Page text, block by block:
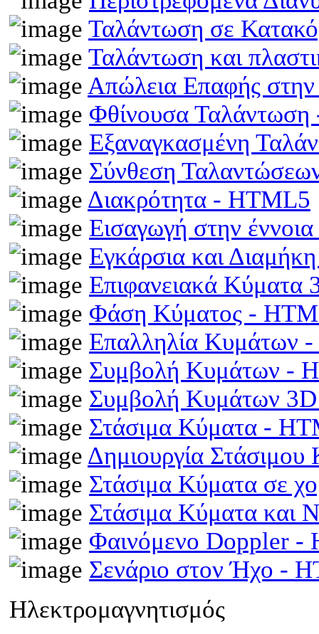
Ταλάντωση σε
Ταλάντωση και
Απώλεια Επαφής
Φθίνουσα
Εξαναγκασμένη
Σύνθεση
Διακρότητα - HTML5
Εισαγωγή στην
Εγκάρσια και
Επιφανειακά
Φάση Κύματος -
Επαλληλία Κυμάτων
Συμβολή Κυμάτων -
Συμβολή Κυμάτων
Στάσιμα Κύματα -
Δημιουργία
Στάσιμα Κύματα σε
Στάσιμα Κύματα και
Φαινόμενο Doppler -
Σενάριο στον Ήχο -
Ηλεκτρομαγνητισμός